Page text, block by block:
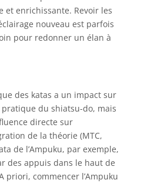
enrichissante. Revoir les
nouveau est parfois
pour redonner un élan à
des katas a un impact sur
pratique du shiatsu-do, mais
directe sur
de la théorie (MTC,
de l’Ampuku, par exemple,
des appuis dans le haut de
priori, commencer l’Ampuku